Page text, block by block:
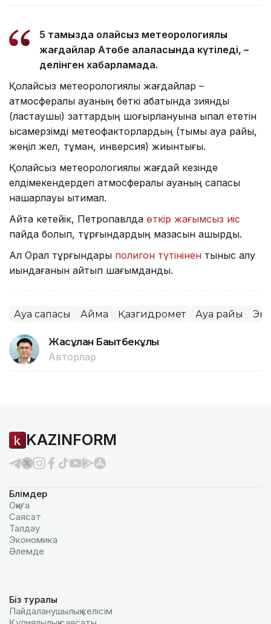
5 тамызда қолайсыз метеорологиялық
жағдайлар Ақтөбе қалаласында күтіледі, –
делінген хабарламада.
Қолайсыз метеорологиялық жағдайлар –
атмосфералық ауаның беткі қабатында зиянды
(ластаушы) заттардың шоғырлануына ықпал ететін
қысқамерзімді метеофакторлардың (тымық ауа райы,
жеңіл жел, тұман, инверсия) жиынтығы.
Қолайсыз метеорологиялық жағдай кезінде
елдімекендердегі атмосфералық ауаның сапасы
нашарлауы ықтимал.
Айта кетейік, Петропавлда өткір жағымсыз иіс
пайда болып, тұрғындардың мазасын қашырды.
Ал Орал тұрғындары полигон түтінінен тыныс алу
қиындағанын айтып шағымданды.
Ауа сапасы Аймақ Қазгидромет Ауа райы
Жасұлан Бақытбекұлы
Авторлар
KAZINFORM
Бөлімдер
Оқиға
Саясат
Талдау
Экономика
Әлемде
Біз туралы
Пайдаланушылық келiciм